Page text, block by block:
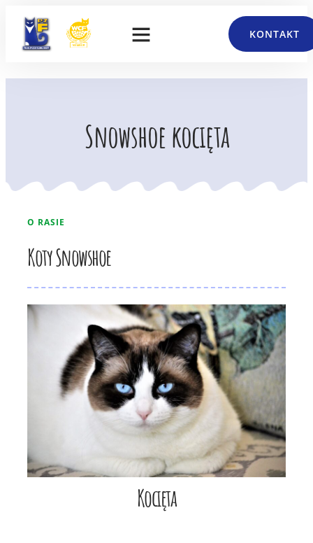
KONTAKT
Snowshoe kocięta
O RASIE
Koty Snowshoe
Kocięta